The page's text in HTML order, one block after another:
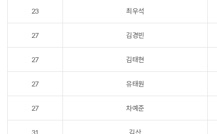
23 최우석
27 김경빈
27 김태현
27 유태원
27 차예준